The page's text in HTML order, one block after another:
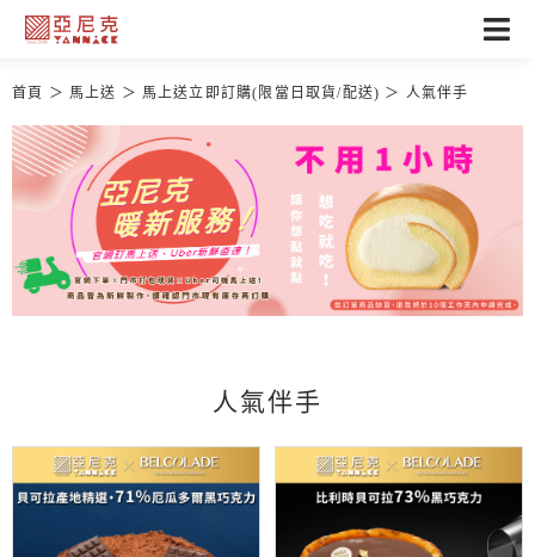
首頁 馬上送 馬上送立即訂購(限當日取貨/配送) 人氣伴手
人氣伴手